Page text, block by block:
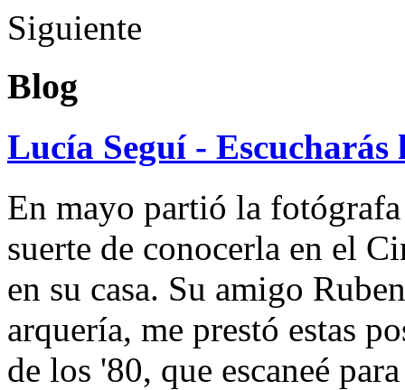
Siguiente
Blog
Lucía Seguí - Escucharás
En mayo partió la
suerte de conocerla en el
en su casa. Su amigo
arquería, me prestó estas
de los '80, que escaneé